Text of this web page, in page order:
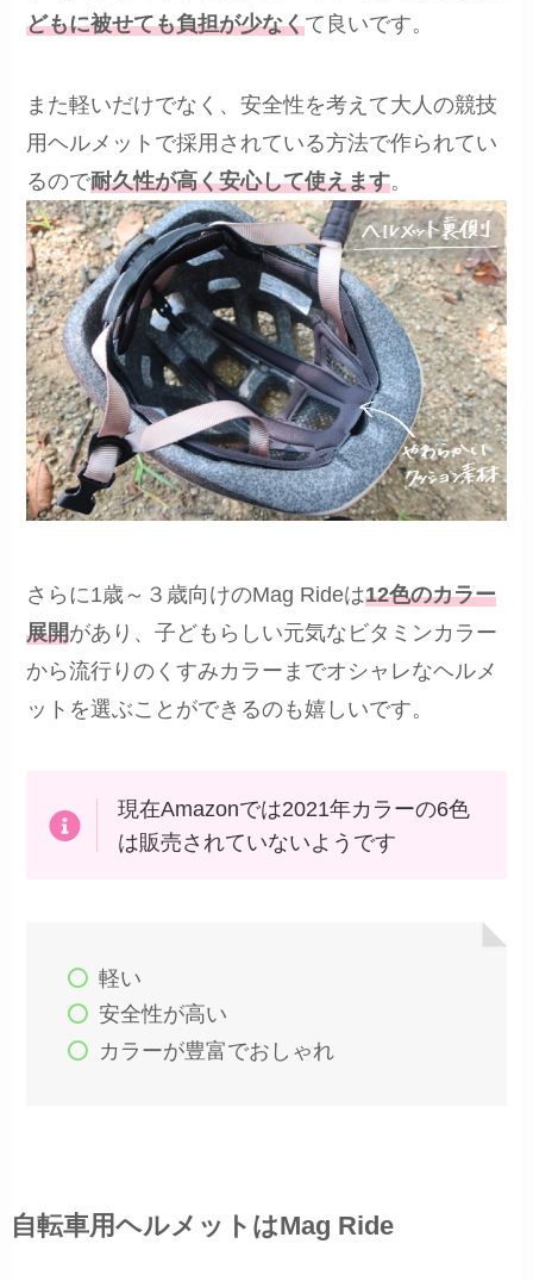
どもに被せても負担が少なくて良いです。
また軽いだけでなく、安全性を考えて大人の競技
用ヘルメットで採用されている方法で作られてい
るので耐久性が高く安心して使えます。
さらに1歳～３歳向けのMag Rideは12色のカラー
展開があり、子どもらしい元気なビタミンカラー
から流行りのくすみカラーまでオシャレなヘルメ
ットを選ぶことができるのも嬉しいです。
現在Amazonでは2021年カラーの6色
は販売されていないようです
軽い
安全性が高い
カラーが豊富でおしゃれ
自転車用ヘルメットはMag Ride